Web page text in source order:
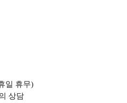
일 휴무)
상담